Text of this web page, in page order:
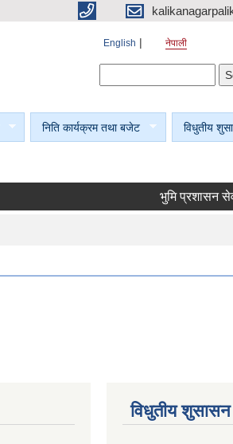
English नेपाली
निति कार्यक्रम तथा बजेट विधुतीय
भुमि प्रशासन सेवा
विधुतीय